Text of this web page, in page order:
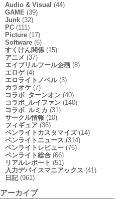
Audio & Visual (44)
GAME (39)
Junk(32)
PC(111)
Picture(17)
Software(6)
すくけん関係(15)
アニメ (37)
エイプリルフール企画(8)
エロゲ(4)
エロライトノベル(3)
カラオケ(7)
コラボ_ターンオン(40)
コラボ_ルイファン(140)
コラボ_ルミカ (31)
サークル情報 (10)
フィギュア(36)
ペンライトカスタマイズ(14)
ペンライトニュース (314)
ペンライトレビュー(76)
ペンライト総合(66)
リアルレポート (51)
入力デバイスマニアックス (41)
日記(961)
アーカイブ